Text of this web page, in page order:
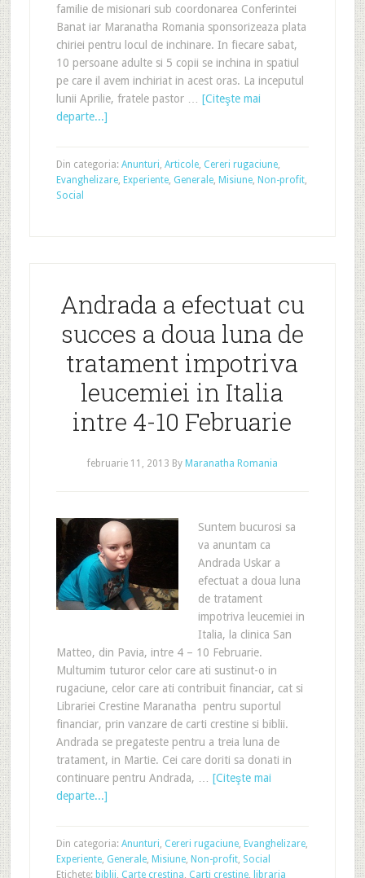
familie de misionari sub coordonarea Conferintei
Banat iar Maranatha Romania sponsorizeaza plata
chiriei pentru locul de inchinare. In fiecare sabat,
10 persoane adulte si 5 copii se inchina in spatiul
pe care il avem inchiriat in acest oras. La inceputul
lunii Aprilie, fratele pastor … [Citeşte mai
departe...]
Din categoria: Anunturi, Articole, Cereri rugaciune,
Evanghelizare, Experiente, Generale, Misiune, Non-profit,
Social
Andrada a efectuat cu
succes a doua luna de
tratament impotriva
leucemiei in Italia
intre 4-10 Februarie
februarie 11, 2013 By Maranatha Romania
Suntem bucurosi sa
va anuntam ca
Andrada Uskar a
efectuat a doua luna
de tratament
impotriva leucemiei in
Italia, la clinica San
Matteo, din Pavia, intre 4 – 10 Februarie.
Multumim tuturor celor care ati sustinut-o in
rugaciune, celor care ati contribuit financiar, cat si
Librariei Crestine Maranatha pentru suportul
financiar, prin vanzare de carti crestine si biblii.
Andrada se pregateste pentru a treia luna de
tratament, in Martie. Cei care doriti sa donati in
continuare pentru Andrada, … [Citeşte mai
departe...]
Din categoria: Anunturi, Cereri rugaciune, Evanghelizare,
Experiente, Generale, Misiune, Non-profit, Social
Etichete: biblii, Carte crestina, Carti crestine, libraria